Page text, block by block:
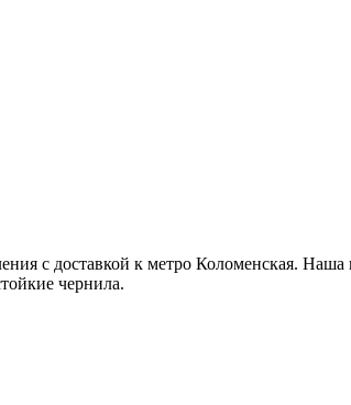
с доставкой к метро Коломенская. Наша
чернила.